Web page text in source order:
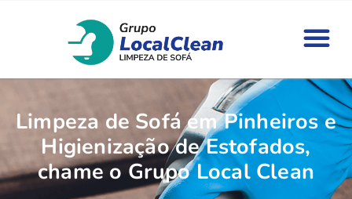
Limpeza de Sofá em Pinheiros e
Higienização de Estofados,
chame o Grupo Local Clean